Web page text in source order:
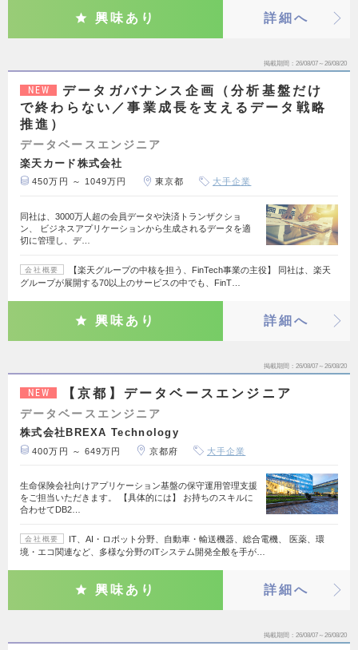
興味あり 詳細へ
掲載期間 26/08/07～26/08/20
NEW
データガバナンス企画（分析基盤だけ
で終わらない／事業成長を支えるデータ戦略
推進）
データベースエンジニア
楽天カード株式会社
450万円 ～ 1049万円 東京都 大手企業
同社は、3000万人超の会員データや決済トランザクショ
ン、 ビジネスアプリケーションから生成されるデータを適
切に管理し、デ…
会社概要
【楽天グループの中核を担う、FinTech事業の主役】 同社は、楽天
グループが展開する70以上のサービスの中でも、FinT…
興味あり 詳細へ
掲載期間 26/08/07～26/08/20
NEW 【京都】データベースエンジニア
データベースエンジニア
株式会社BREXA Technology
400万円 ～ 649万円 京都府 大手企業
生命保険会社向けアプリケーション基盤の保守運用管理支援
をご担当いただきます。 【具体的には】 お持ちのスキルに
合わせてDB2…
会社概要
IT、AI・ロボット分野、自動車・輸送機器、総合電機、 医薬、環
境・エコ関連など、多様な分野のITシステム開発全般を手が…
興味あり 詳細へ
掲載期間 26/08/07～26/08/20